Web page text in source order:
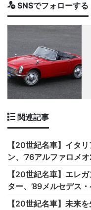
SNSでフォローする
関連記事
【20世紀名車】イタ
ン、’76アルファロメ
【20世紀名車】エレ
ター、’89メルセデス
【20世紀名車】未来